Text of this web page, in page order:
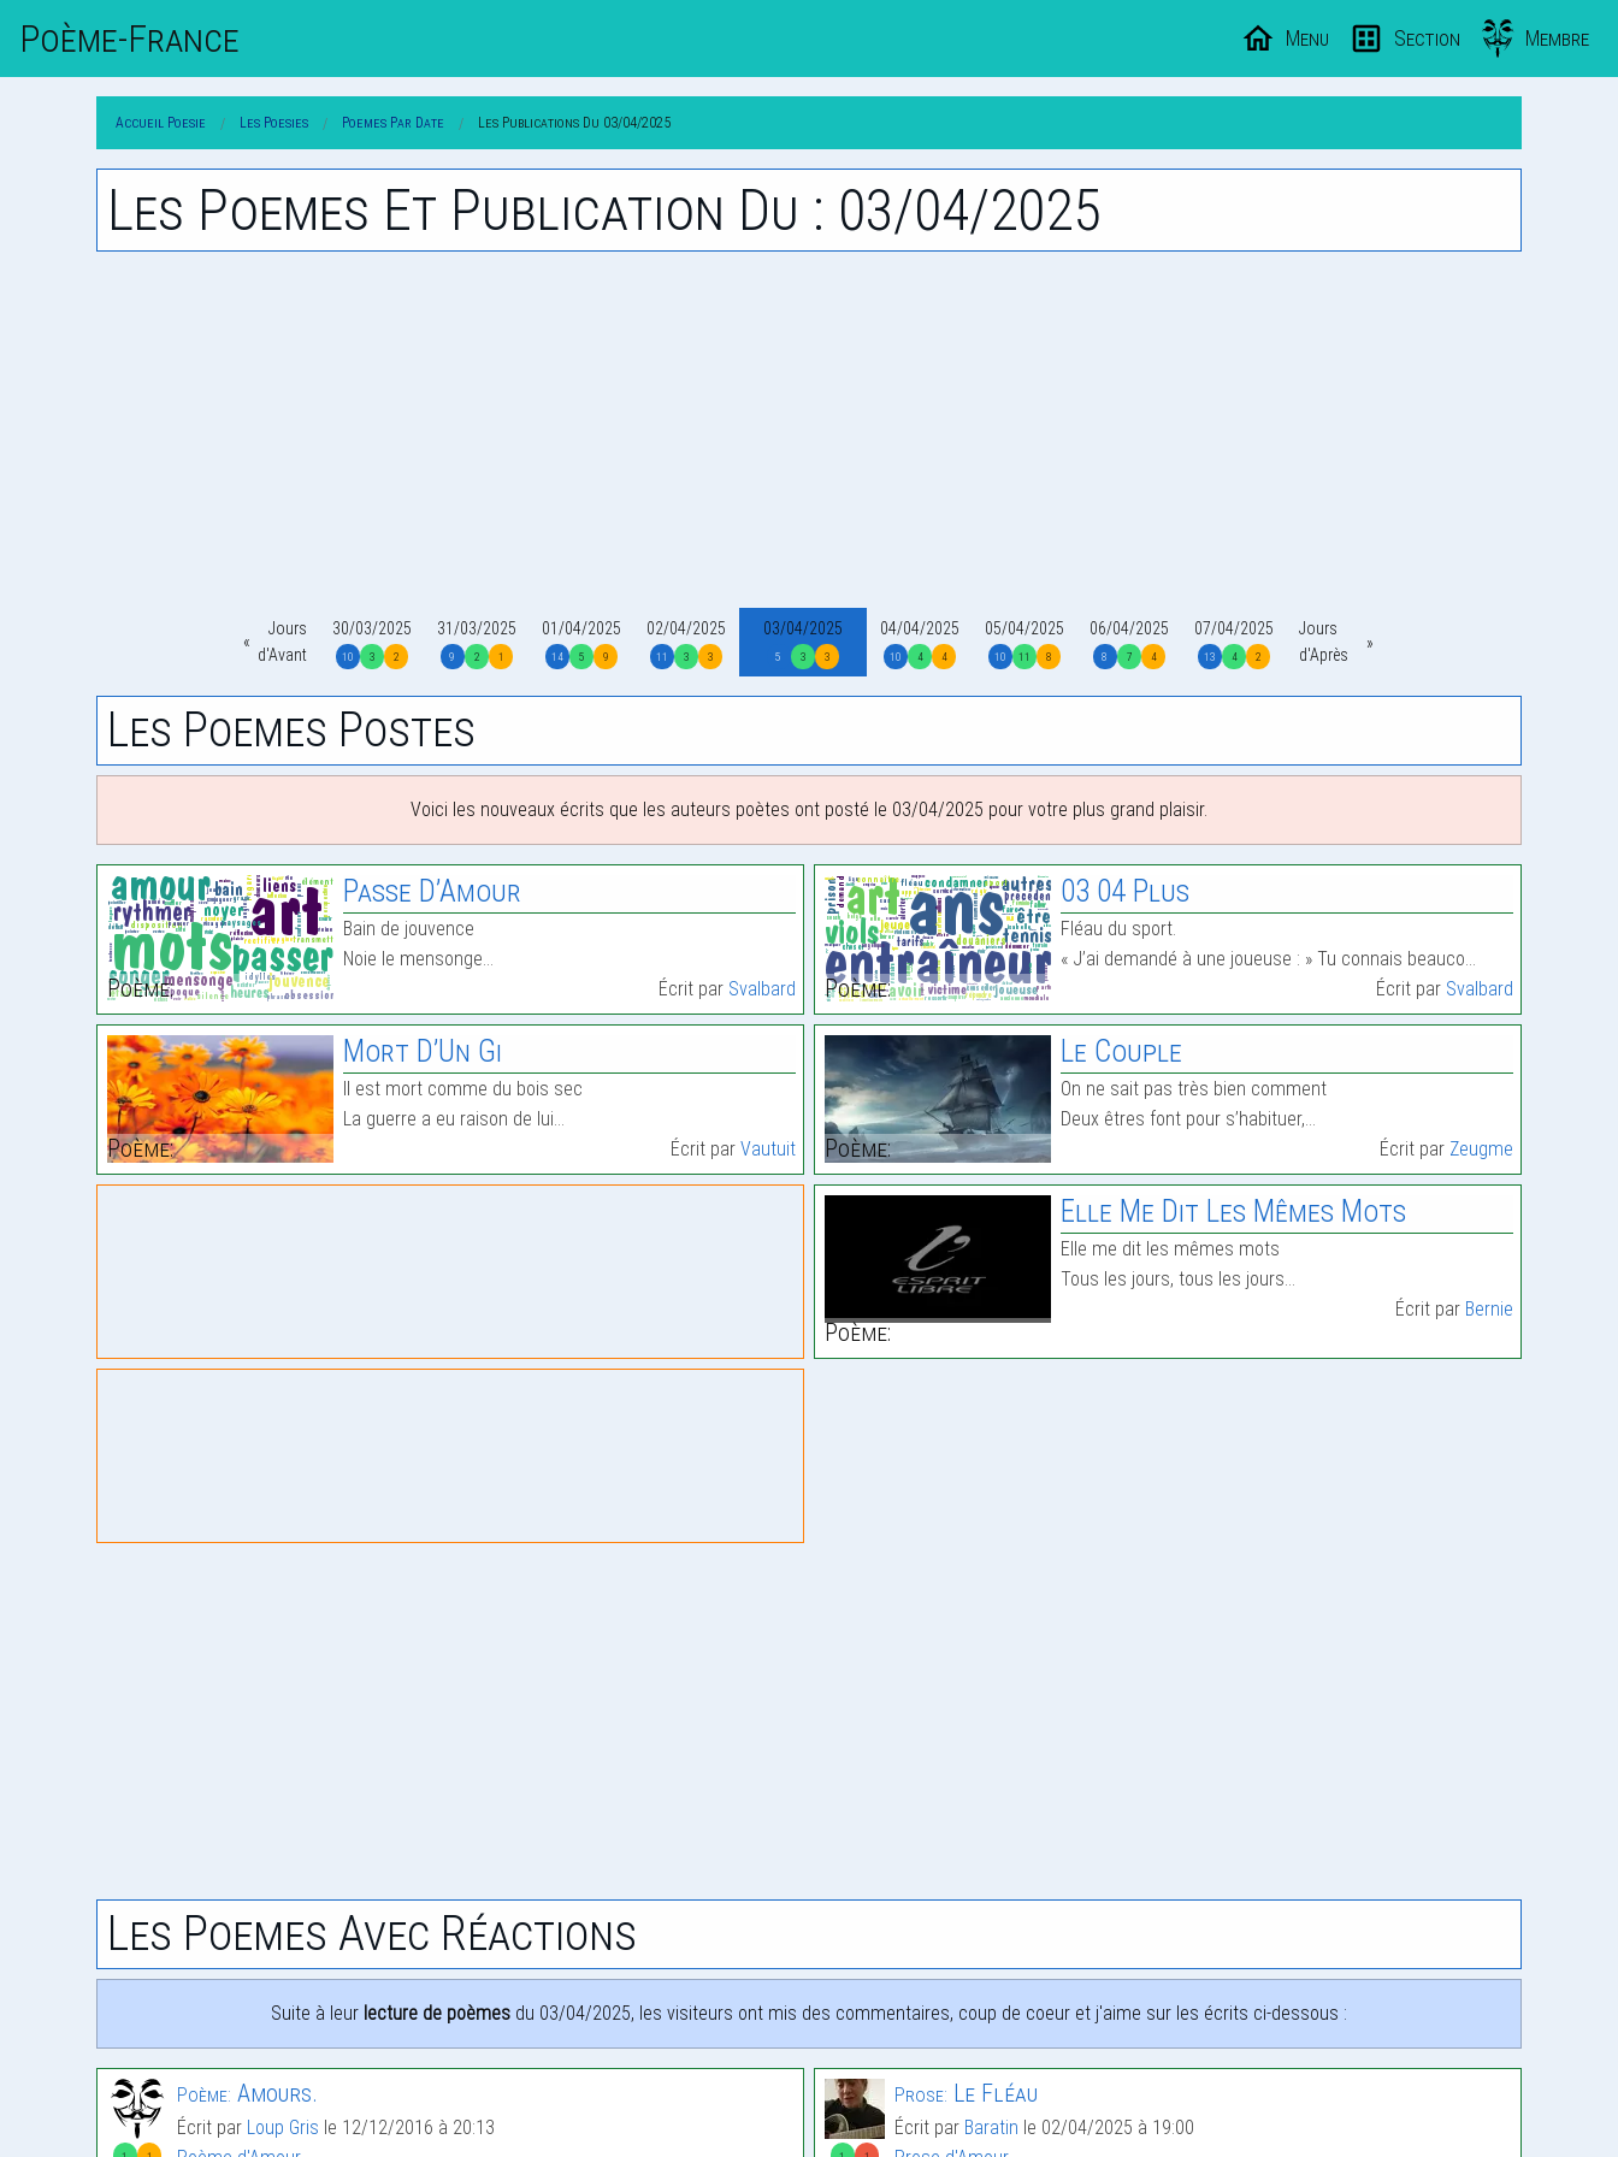
Poème-FrAnce Menu Section Membre
Accueil Poesie Les Poesies Poemes Par Date Les Publications Du 03/04/2025
Les Poemes Et Publication Du : 03/04/2025
Jours
d'Avant
30/03/2025
10 3 2
31/03/2025
9 2 1
01/04/2025
14 5 9
02/04/2025
11 3 3
03/04/2025
5 3 3
04/04/2025
10 4 4
05/04/2025
10 11 8
06/04/2025
8 7 4
07/04/2025
13 4 2
Jours
d'Après
Les Poemes Postes
Voici les nouveaux écrits que les auteurs poètes ont posté le 03/04/2025 pour votre plus grand plaisir.
Poème:
Passe D’Amour
Bain de jouvence
Noie le mensonge…
Écrit par Svalbard Poème:
03 04 Plus
Fléau du sport.
« J’ai demandé à une joueuse : » Tu connais beauco…
Écrit par Svalbard
Poème:
Mort D’Un Gi
Il est mort comme du bois sec
La guerre a eu raison de lui…
Écrit parVautuit Poème:
Le Couple
On ne sait pas très bien comment
Deux êtres font pour s’habituer,…
Écrit par Zeugme
Poème:
Elle Me Dit Les Mêmes Mots
Elle me dit les mêmes mots
Tous les jours, tous les jours…
Écrit par Bernie
Les Poemes Avec Réactions
Suite à leur lecture de poèmes du 03/04/2025, les visiteurs ont mis des commentaires, coup de coeur et j'aime sur les écrits ci-dessous :
Poème: Amours.
Écrit par Loup Gris le 12/12/2016 à 20:13
Prose: Le Fléau
Écrit par Baratin le 02/04/2025 à 19:00